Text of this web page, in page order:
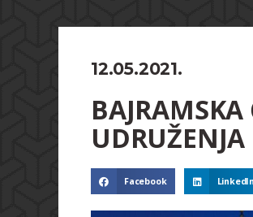
12.05.2021.
BAJRAMSKA
UDRUŽENJA
Facebook LinkedIn